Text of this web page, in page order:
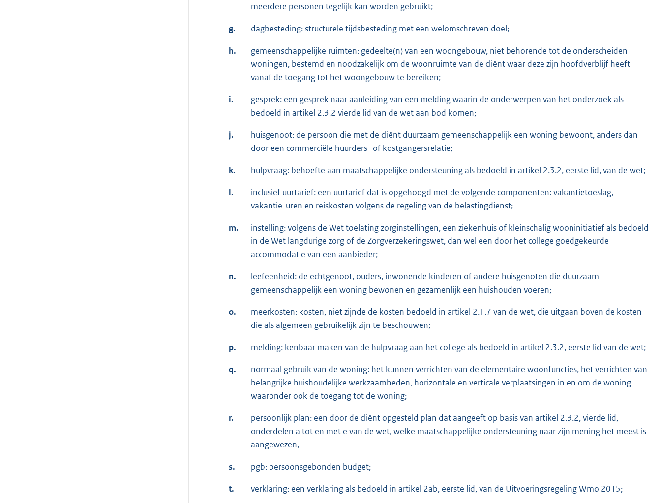
meerdere personen tegelijk kan worden gebruikt;
g. dagbesteding: structurele tijdsbesteding met een welomschreven doel;
h.
gemeenschappelijke ruimten: gedeelte(n) van een woongebouw, niet behorende tot de onderscheiden
woningen, bestemd en noodzakelijk om de woonruimte van de cliënt waar deze zijn hoofdverblijf heeft
vanaf de toegang tot het woongebouw te bereiken;
i.
gesprek: een gesprek naar aanleiding van een melding waarin de onderwerpen van het onderzoek als
bedoeld in artikel 2.3.2 vierde lid van de wet aan bod komen;
j.
huisgenoot: de persoon die met de cliënt duurzaam gemeenschappelijk een woning bewoont, anders dan
door een commerciële huurders- of kostgangersrelatie;
k. hulpvraag: behoefte aan maatschappelijke ondersteuning als bedoeld in artikel 2.3.2, eerste lid, van de wet;
l.
inclusief uurtarief: een uurtarief dat is opgehoogd met de volgende componenten: vakantietoeslag,
vakantie-uren en reiskosten volgens de regeling van de belastingdienst;
m.
instelling: volgens de Wet toelating zorginstellingen, een ziekenhuis of kleinschalig wooninitiatief als bedoeld
in de Wet langdurige zorg of de Zorgverzekeringswet, dan wel een door het college goedgekeurde
accommodatie van een aanbieder;
n.
leefeenheid: de echtgenoot, ouders, inwonende kinderen of andere huisgenoten die duurzaam
gemeenschappelijk een woning bewonen en gezamenlijk een huishouden voeren;
o.
meerkosten: kosten, niet zijnde de kosten bedoeld in artikel 2.1.7 van de wet, die uitgaan boven de kosten
die als algemeen gebruikelijk zijn te beschouwen;
p. melding: kenbaar maken van de hulpvraag aan het college als bedoeld in artikel 2.3.2, eerste lid van de wet;
q.
normaal gebruik van de woning: het kunnen verrichten van de elementaire woonfuncties, het verrichten van
belangrijke huishoudelijke werkzaamheden, horizontale en verticale verplaatsingen in en om de woning
waaronder ook de toegang tot de woning;
r.
persoonlijk plan: een door de cliënt opgesteld plan dat aangeeft op basis van artikel 2.3.2, vierde lid,
onderdelen a tot en met e van de wet, welke maatschappelijke ondersteuning naar zijn mening het meest is
aangewezen;
s. pgb: persoonsgebonden budget;
t. verklaring: een verklaring als bedoeld in artikel 2ab, eerste lid, van de Uitvoeringsregeling Wmo 2015;